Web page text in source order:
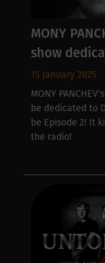
MONY
show
15 January 2025
MONY
be dedicated to
be Episode 2! It
the radio!